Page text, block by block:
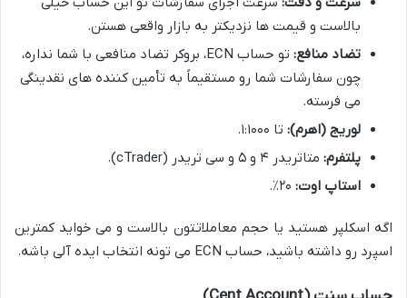
بالاست و قیمت ها نزدیکتر به بازار واقعی هستن.
تضاد منافع:
تو حساب ECN، بروکر تضاد منافعی با شما نداره،
چون سفارشات شما رو مستقیماً به تأمین کننده های نقدینگی
می فرسته.
لوریج (اهرم): تا ۱:۱۰۰۰.
پلتفرم: متاتریدر ۴ و ۵ و سی تریدر (cTrader).
استاپ اوت:
اگه اسکلپر هستید یا حجم معاملاتتون بالاست و می خواید کمترین
اسپرد رو داشته باشید، حساب ECN می تونه انتخاب ایده آلی باشه.